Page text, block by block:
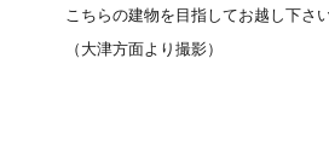
こちらの建物を目指してお越し下さ
（大津方面より撮影）